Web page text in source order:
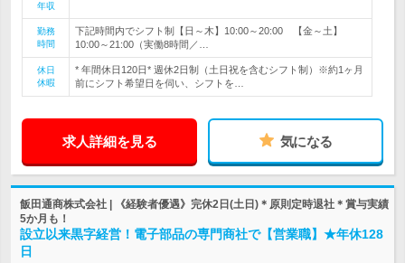
年収
勤務
時間
下記時間内でシフト制【日～木】10:00～20:00 【金～土】
10:00～21:00（実働8時間／…
休日
休暇
* 年間休日120日* 週休2日制（土日祝を含むシフト制）※約1ヶ月
前にシフト希望日を伺い、シフトを…
求人詳細を見る 気になる
飯田通商株式会社 | 《経験者優遇》完休2日(土日)＊原則定時退社＊賞与実績
5か月も！
設立以来黒字経営！電子部品の専門商社で【営業職】★年休128
日